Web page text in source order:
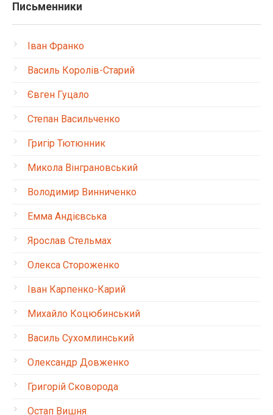
Письменники
Іван Франко
Василь Королів-Старий
Євген Гуцало
Степан Васильченко
Григір Тютюнник
Микола Вінграновський
Володимир Винниченко
Емма Андієвська
Ярослав Стельмах
Олекса Стороженко
Іван Карпенко-Карий
Михайло Коцюбинський
Василь Сухомлинський
Олександр Довженко
Григорій Сковорода
Остап Вишня